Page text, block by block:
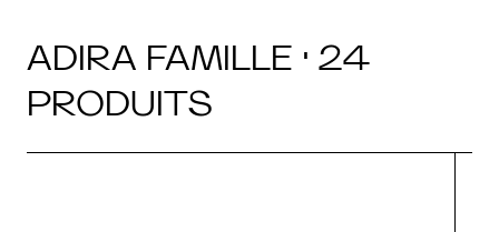
ADIRA FAMILLE · 24
PRODUITS